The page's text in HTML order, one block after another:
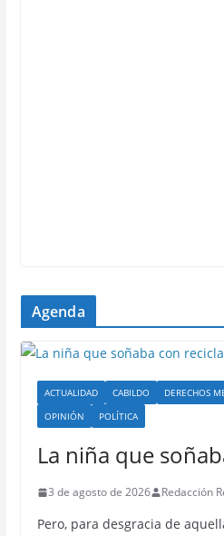
Agenda
ACTUALIDAD CABILDO DERECHOS
OPINIÓN
POLÍTICA
La niña que
3 de agosto de 2026 Redacción
Pero, para desgracia de